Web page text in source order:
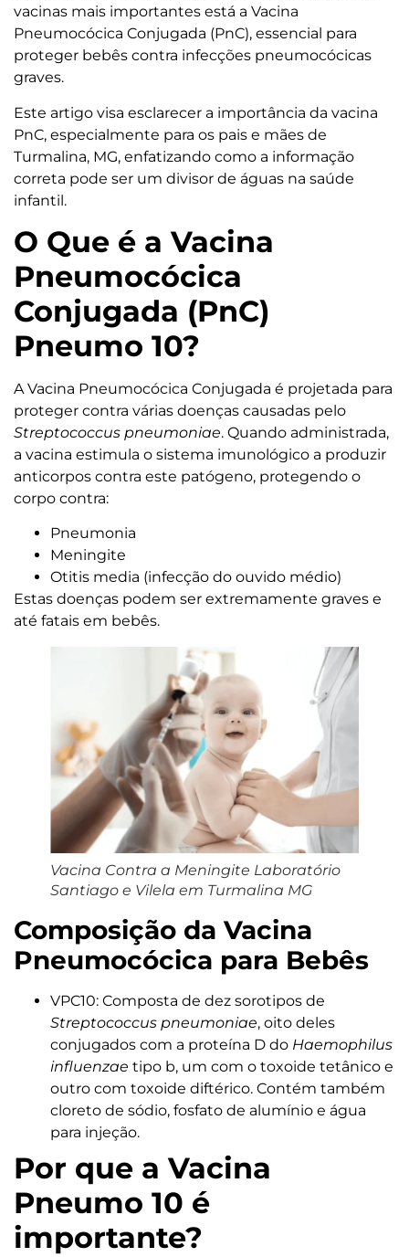
vacinas mais importantes está a Vacina
Pneumocócica Conjugada (PnC), essencial para
proteger bebês contra infecções pneumocócicas
graves.
Este artigo visa esclarecer a importância da vacina
PnC, especialmente para os pais e mães de
Turmalina, MG, enfatizando como a informação
correta pode ser um divisor de águas na saúde
infantil.
O Que é a Vacina
Pneumocócica
Conjugada (PnC)
Pneumo 10?
A Vacina Pneumocócica Conjugada é projetada para
proteger contra várias doenças causadas pelo
Streptococcus pneumoniae. Quando administrada,
a vacina estimula o sistema imunológico a produzir
anticorpos contra este patógeno, protegendo o
corpo contra:
Pneumonia
Meningite
Otitis media (infecção do ouvido médio)
Estas doenças podem ser extremamente graves e
até fatais em bebês.
Vacina Contra a Meningite Laboratório
Santiago e Vilela em Turmalina MG
Composição da Vacina
Pneumocócica para Bebês
VPC10: Composta de dez sorotipos de
Streptococcus pneumoniae, oito deles
conjugados com a proteína D do Haemophilus
influenzae tipo b, um com o toxoide tetânico e
outro com toxoide diftérico. Contém também
cloreto de sódio, fosfato de alumínio e água
para injeção.
Por que a Vacina
Pneumo 10 é
importante?